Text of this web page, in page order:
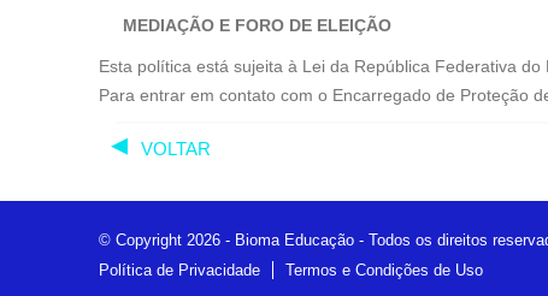
MEDIAÇÃO E FORO DE ELEIÇÃO
Esta política está sujeita à Lei da República Federativa
Para entrar em contato com o Encarregado de Proteção
VOLTAR
© Copyright 2026 - Bioma Educação - Todos os direitos
Política de Privacidade
Termos e Condições de Uso